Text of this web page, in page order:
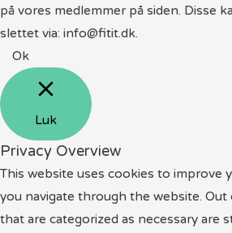
på vores medlemmer på siden. Disse
slettet via: info@fitit.dk.
Ok
Luk
Privacy Overview
This website uses cookies to improve
you navigate through the website.
that are categorized as necessary are